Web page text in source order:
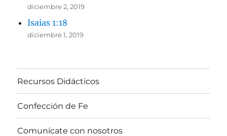
diciembre 2, 2019
Isaias 1:18
diciembre 1, 2019
Recursos Didácticos
Confección de Fe
Comunícate con nosotros